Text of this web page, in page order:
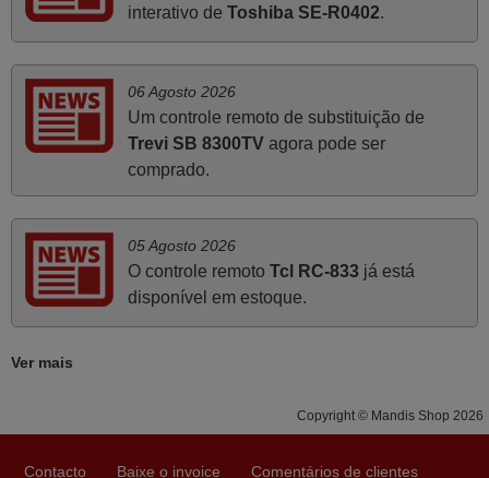
relação online com o cliente seja tão prática e eficiente
como a demonstrada por vós. Apresento os meus
cumprimentos.
PORTUGAL
Junho 2025
Já recebi o comando bem embalado mas não é de
origem mas trabalha bem, obrigada!..
Francisco Alexandre,
Muito atenciosos. Funciona na perfeição. Obrigado
interativo de Toshiba SE-R0402.
06 Agosto 2026
Um controle remoto de substituição de
Trevi SB 8300TVagora pode ser
comprado.
05 Agosto 2026
O controle remoto Tcl RC-833já está
disponível em estoque.
Ver mais
Copyright © Mandis Shop 2026
Contacto Baixe o invoice Comentários de clientes